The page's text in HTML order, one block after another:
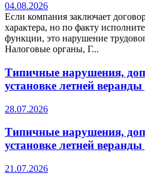
04.08.2026
Если компания заключает
характера, но по факту
функции, это нарушение
Налоговые органы, Г...
Типичные нарушения,
установке летней
28.07.2026
Типичные нарушения,
установке летней
21.07.2026